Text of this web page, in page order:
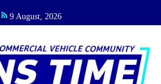
9 August, 2026